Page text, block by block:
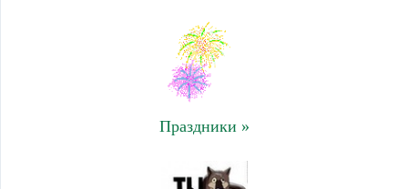
Праздники »